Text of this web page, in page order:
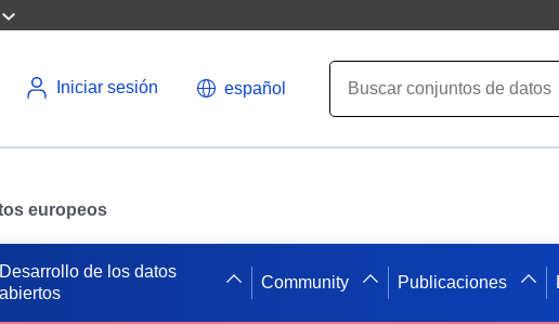
Iniciar sesión español
europeos
Desarrollo de los datos
abiertos
Community Publicaciones